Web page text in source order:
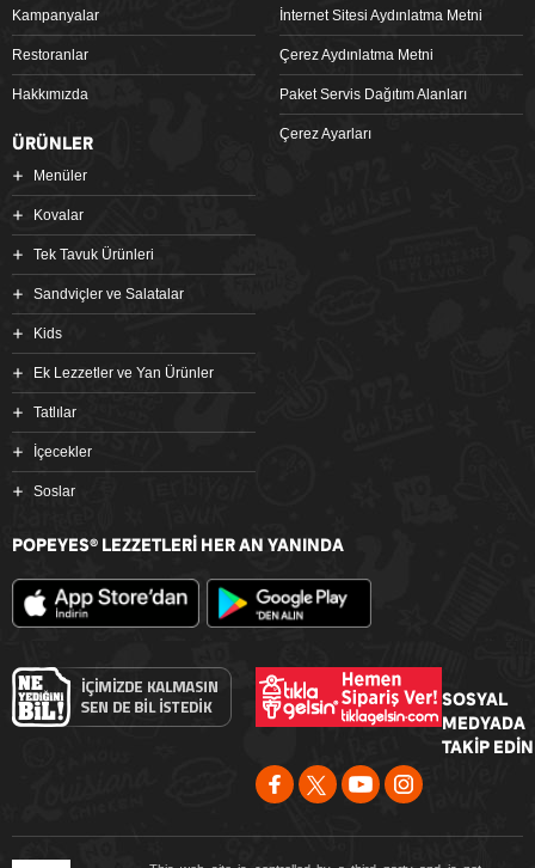
Kampanyalar
Restoranlar
Hakkımızda
İnternet Sitesi Aydınlatma Metni
Çerez Aydınlatma Metni
Paket Servis Dağıtım Alanları
Çerez Ayarları
ÜRÜNLER
Menüler
Kovalar
Tek Tavuk Ürünleri
Sandviçler ve Salatalar
Kids
Ek Lezzetler ve Yan Ürünler
Tatlılar
İçecekler
Soslar
POPEYES® LEZZETLERİ HER AN YANINDA
SOSYAL
MEDYADA
TAKİP EDİN